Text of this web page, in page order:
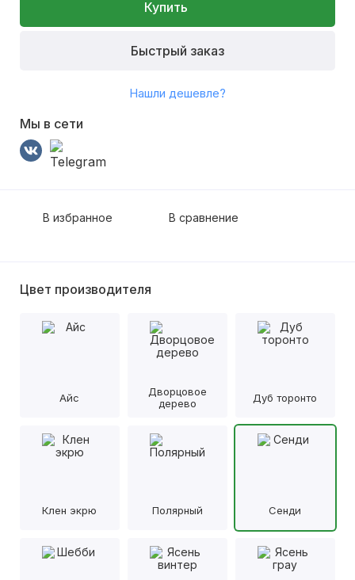
Купить
Быстрый заказ
Нашли дешевле?
Мы в сети
В избранное В сравнение
Цвет производителя
Айс
Дворцовое
дерево
Дуб торонто
Клен экрю Полярный Сенди